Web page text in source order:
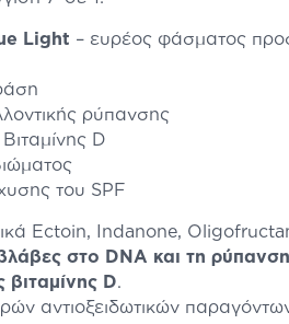
Light – ευρέος φάσματος
ρύπανσης
D
του SPF
Ectoin, Indanone,
στο DNA και τη ρύπανση
D.
αντιοξειδωτικών